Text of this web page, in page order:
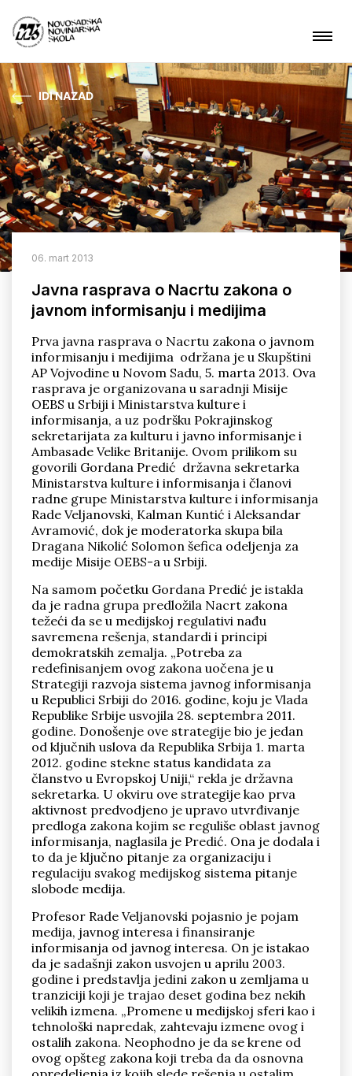
Aktuelnosti
O nama
Čime se bavimo?
Projekti
ARHIVA
Pronađi
IDI NAZAD
06. mart 2013
Javna rasprava o Nacrtu zakona o
javnom informisanju i medijima
Prva javna rasprava o Nacrtu zakona o javnom
informisanju i medijima održana je u Skupštini
AP Vojvodine u Novom Sadu, 5. marta 2013. Ova
rasprava je organizovana u saradnji Misije
OEBS u Srbiji i Ministarstva kulture i
informisanja, a uz podršku Pokrajinskog
sekretarijata za kulturu i javno informisanje i
Ambasade Velike Britanije. Ovom prilikom su
govorili Gordana Predić državna sekretarka
Ministarstva kulture i informisanja i članovi
radne grupe Ministarstva kulture i informisanja
Rade Veljanovski, Kalman Kuntić i Aleksandar
Avramović, dok je moderatorka skupa bila
Dragana Nikolić Solomon šefica odeljenja za
medije Misije OEBS-a u Srbiji.
Na samom početku Gordana Predić je istakla
da je radna grupa predložila Nacrt zakona
težeći da se u medijskoj regulativi nađu
savremena rešenja, standardi i principi
demokratskih zemalja. „Potreba za
redefinisanjem ovog zakona uočena je u
Strategiji razvoja sistema javnog informisanja
u Republici Srbiji do 2016. godine, koju je Vlada
Republike Srbije usvojila 28. septembra 2011.
godine. Donošenje ove strategije bio je jedan
od ključnih uslova da Republika Srbija 1. marta
2012. godine stekne status kandidata za
članstvo u Evropskoj Uniji,“ rekla je državna
sekretarka. U okviru ove strategije kao prva
aktivnost predvodjeno je upravo utvrđivanje
predloga zakona kojim se reguliše oblast javnog
informisanja, naglasila je Predić. Ona je dodala i
to da je ključno pitanje za organizaciju i
regulaciju svakog medijskog sistema pitanje
slobode medija.
Profesor Rade Veljanovski pojasnio je pojam
medija, javnog interesa i finansiranje
informisanja od javnog interesa. On je istakao
da je sadašnji zakon usvojen u aprilu 2003.
godine i predstavlja jedini zakon u zemljama u
tranziciji koji je trajao deset godina bez nekih
velikih izmena. „Promene u medijskoj sferi kao i
tehnološki napredak, zahtevaju izmene ovog i
ostalih zakona. Neophodno je da se krene od
ovog opšteg zakona koji treba da da osnovna